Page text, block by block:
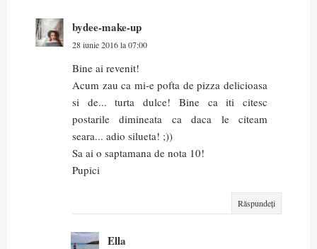
bydee-make-up
28 iunie 2016 la 07:00
Bine ai revenit!
Acum zau ca mi-e pofta de pizza delicioasa
si de... turta dulce! Bine ca iti citesc
postarile dimineata ca daca le citeam
seara... adio silueta! ;))
Sa ai o saptamana de nota 10!
Pupici
Răspundeți
Ella